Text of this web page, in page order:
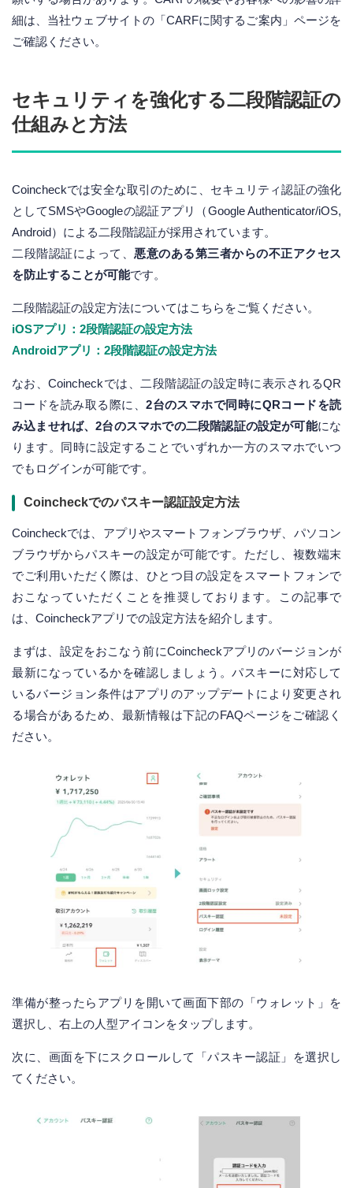
細は、当社ウェブサイトの「CARFに関するご案内」ページを
ご確認ください。
セキュリティを強化する二段階認証の
仕組みと方法
Coincheckでは安全な取引のために、セキュリティ認証の強化
としてSMSやGoogleの認証アプリ（Google Authenticator/iOS,
Android）による二段階認証が採用されています。
二段階認証によって、 悪意のある第三者からの不正アクセス
を防止することが可能です。
二段階認証の設定方法についてはこちらをご覧ください。
iOSアプリ：2段階認証の設定方法
Androidアプリ：2段階認証の設定方法
なお、Coincheckでは、二段階認証の設定時に表示されるQR
コードを読み取る際に、2台のスマホで同時にQRコードを読
み込ませれば、2台のスマホでの二段階認証の設定が可能にな
ります。同時に設定することでいずれか一方のスマホでいつ
でもログインが可能です。
Coincheckでのパスキー認証設定方法
Coincheckでは、アプリやスマートフォンブラウザ、パソコン
ブラウザからパスキーの設定が可能です。ただし、複数端末
でご利用いただく際は、ひとつ目の設定をスマートフォンで
おこなっていただくことを推奨しております。この記事で
は、Coincheckアプリでの設定方法を紹介します。
まずは、設定をおこなう前にCoincheckアプリのバージョンが
最新になっているかを確認しましょう。パスキーに対応して
いるバージョン条件はアプリのアップデートにより変更され
る場合があるため、最新情報は下記のFAQページをご確認く
ださい。
準備が整ったらアプリを開いて画面下部の「ウォレット」を
選択し、右上の人型アイコンをタップします。
次に、画面を下にスクロールして「パスキー認証」を選択し
てください。